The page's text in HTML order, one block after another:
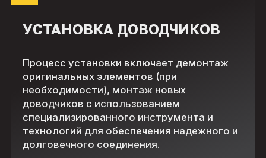
УСТАНОВКА ДОВОДЧИКОВ
Процесс установки включает демонтаж
оригинальных элементов (при
необходимости), монтаж новых
доводчиков с использованием
специализированного инструмента и
технологий для обеспечения надежного и
долговечного соединения.